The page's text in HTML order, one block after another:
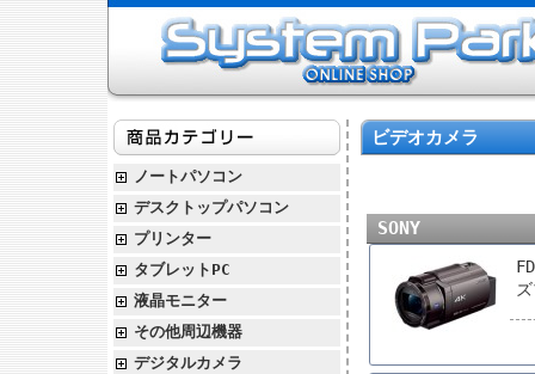
ノートパソコン
デスクトップパソコン
プリンター
タブレットPC
液晶モニター
その他周辺機器
デジタルカメラ
ビデオカメラ
SONY